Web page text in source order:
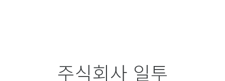
주식회사 일투